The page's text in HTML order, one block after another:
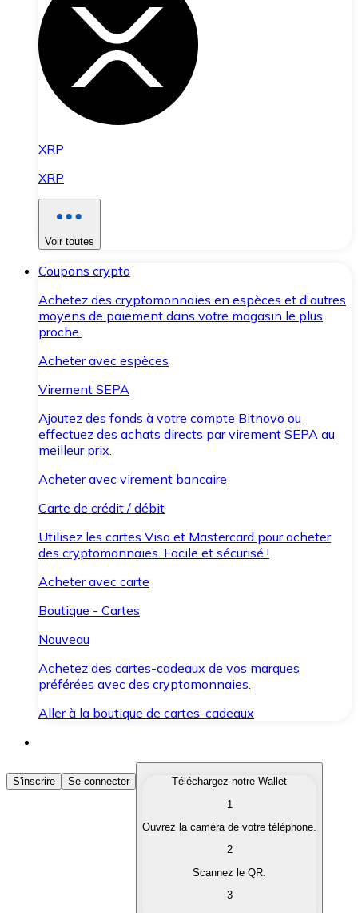
XRP
XRP
Voir toutes
Coupons crypto
Achetez des cryptomonnaies en espèces et d'autres
moyens de paiement dans votre magasin le plus
proche.
Acheter avec espèces
Virement SEPA
Ajoutez des fonds à votre compte Bitnovo ou
effectuez des achats directs par virement SEPA au
meilleur prix.
Acheter avec virement bancaire
Carte de crédit / débit
Utilisez les cartes Visa et Mastercard pour acheter
des cryptomonnaies. Facile et sécurisé !
Acheter avec carte
Boutique - Cartes
Nouveau
Achetez des cartes-cadeaux de vos marques
préférées avec des cryptomonnaies.
Aller à la boutique de cartes-cadeaux
Acheter des Cryptomonnaies
Achetez les cryptomonnaies qui vous intéressent
Convertissez vos cryptomonnaies en monnaie
S'inscrire Se connecter
Téléchargez notre Wallet
1
Ouvrez la caméra de votre téléphone.
2
Scannez le QR.
3